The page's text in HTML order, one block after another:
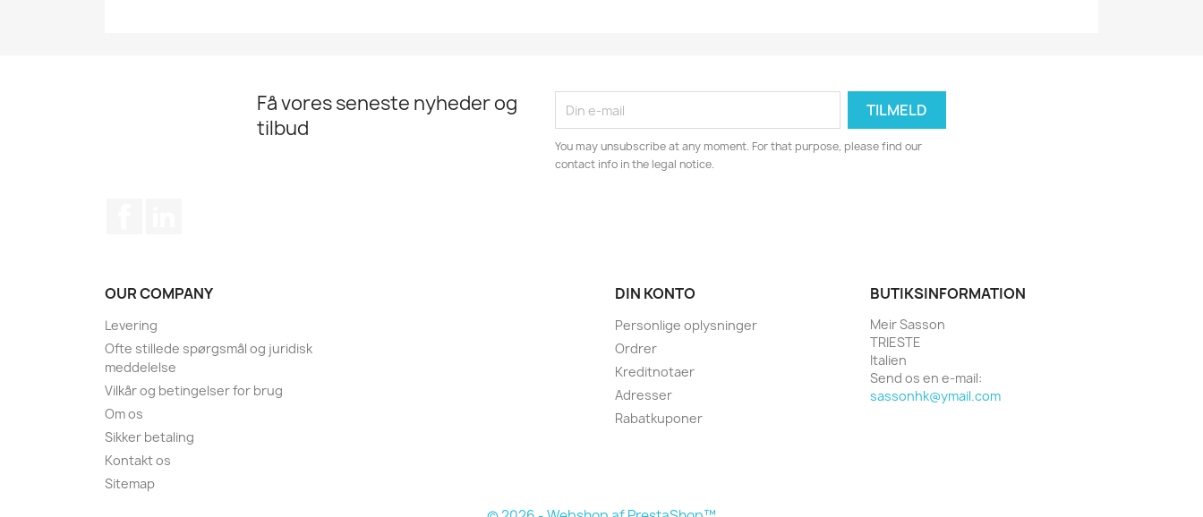
Få vores seneste nyheder og
tilbud
You may unsubscribe at any moment. For that purpose, please find our
contact info in the legal notice.
OUR COMPANY
Levering
Ofte stillede spørgsmål og juridisk
meddelelse
Vilkår og betingelser for brug
Om os
Sikker betaling
Kontakt os
Sitemap
DIN KONTO
Personlige oplysninger
Ordrer
Kreditnotaer
Adresser
Rabatkuponer
BUTIKSINFORMATION
Meir Sasson
TRIESTE
Italien
Send os en e-mail:
sassonhk@ymail.com